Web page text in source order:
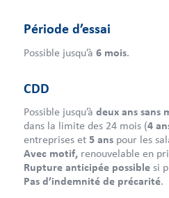
Période d’essai
Possible jusqu’à 6 mois.
CDD
Possible jusqu’à deux ans sans
dans la limite des 24 mois (4
entreprises et 5 anspour les
Avec motif,renouvelable en
Rupture anticipée possible si
Pas d’indemnité de précarité.